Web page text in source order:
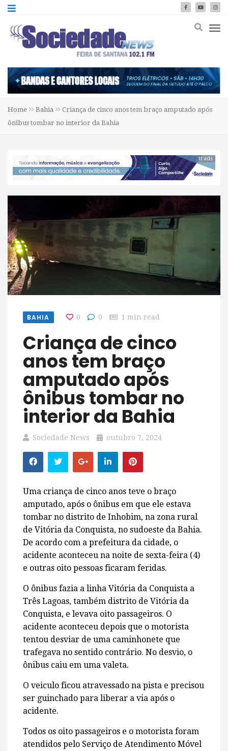
Home Bahia
Criança de cinco anos tem braço amputado após
ônibus tombar no interior da Bahia
tt ads
BAHIA 0 0 1 min read
Criança de cinco
anos tem braço
amputado após
ônibus tombar no
interior da Bahia
Sociedade News outubro 7, 2024
Uma criança de cinco anos teve o braço
amputado, após o ônibus em que ele estava
tombar no distrito de Inhobim, na zona rural
de Vitória da Conquista, no sudoeste da Bahia.
De acordo com a prefeitura da cidade, o
acidente aconteceu na noite de sexta-feira (4)
e outras oito pessoas ficaram feridas.
O ônibus fazia a linha Vitória da Conquista a
Três Lagoas, também distrito de Vitória da
Conquista, e levava oito passageiros. O
acidente aconteceu depois que o motorista
tentou desviar de uma caminhonete que
trafegava no sentido contrário. No desvio, o
ônibus caiu em uma valeta.
O veiculo ficou atravessado na pista e precisou
ser guinchado para liberar a via após o
acidente.
Todos os oito passageiros e o motorista foram
atendidos pelo Serviço de Atendimento Móvel